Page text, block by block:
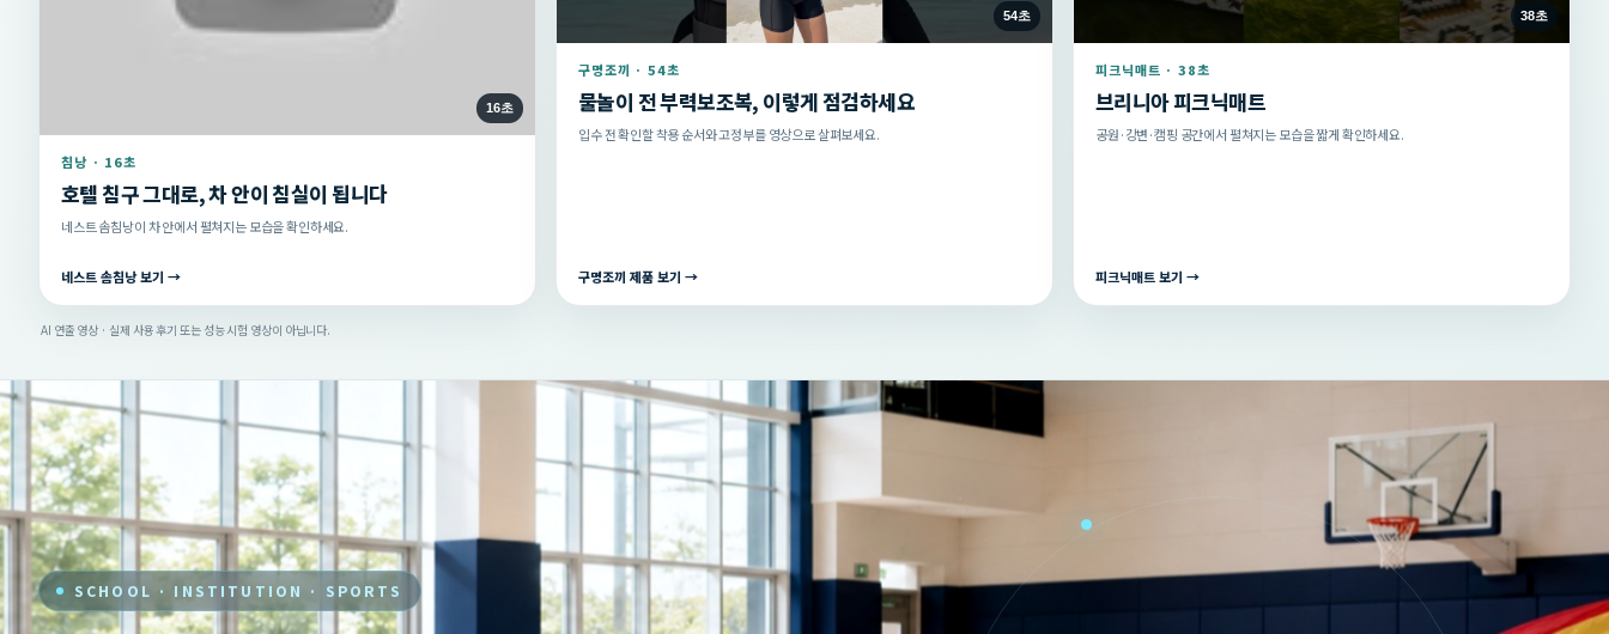
16초
침낭 · 16초
호텔 침구 그대로, 차 안이 침실이 됩니다
네스트 솜침낭이 차 안에서 펼쳐지는 모습을 확인하세요.
네스트 솜침낭 보기 →
54초
구명조끼 · 54초
물놀이 전 부력보조복, 이렇게 점검하세요
입수 전 확인할 착용 순서와 고정부를 영상으로 살펴보세요.
구명조끼 제품 보기 →
38초
피크닉매트 · 38초
브리니아 피크닉매트
공원·강변·캠핑 공간에서 펼쳐지는 모습을 짧게 확인하세요.
피크닉매트 보기 →
AI 연출 영상 · 실제 사용 후기 또는 성능 시험 영상이 아닙니다.
SCHOOL · INSTITUTION · SPORTS